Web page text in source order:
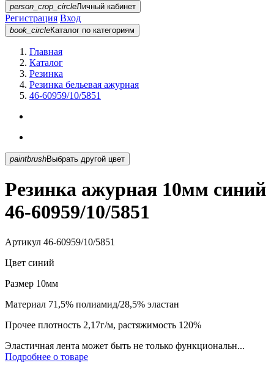
person_crop_circleЛичный кабинет
Регистрация Вход
book_circleКаталог по категориям
Главная
Каталог
Резинка
Резинка бельевая ажурная
46-60959/10/5851
paintbrush Выбрать другой цвет
Резинка ажурная 10мм синий
46-60959/10/5851
Артикул 46-60959/10/5851
Цвет синий
Размер 10мм
Материал 71,5% полиамид/28,5% эластан
Прочее плотность 2,17г/м, растяжимость 120%
Эластичная лента может быть не только функциональн...
Подробнее о товаре